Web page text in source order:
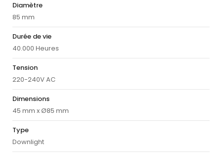
Diamètre
85 mm
Durée de vie
40.000 Heures
Tension
220-240V AC
Dimensions
45 mm x Ø85 mm
Type
Downlight